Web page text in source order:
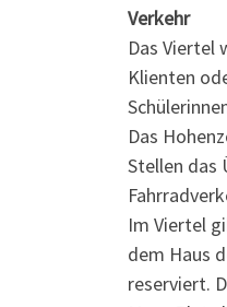
Verkehr
Das Viertel
Klienten
Das
Stellen das
Im Viertel
dem Haus
reserviert.